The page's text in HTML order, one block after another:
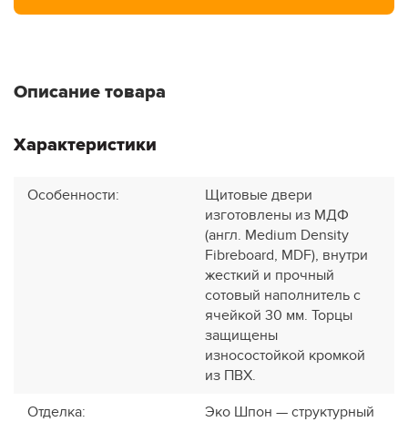
Описание товара
Характеристики
Особенности:
Щитовые двери
изготовлены из МДФ
(англ. Medium Density
Fibreboard, MDF), внутри
жесткий и прочный
сотовый наполнитель с
ячейкой 30 мм. Торцы
защищены
износостойкой кромкой
из ПВХ.
Отделка:
Эко Шпон — структурный